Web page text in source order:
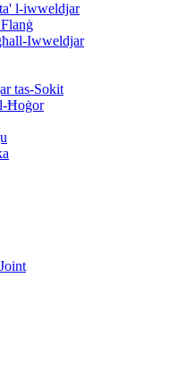
l-iwweldjar
Iwweldjar
tas-Sokit
Ħoġor